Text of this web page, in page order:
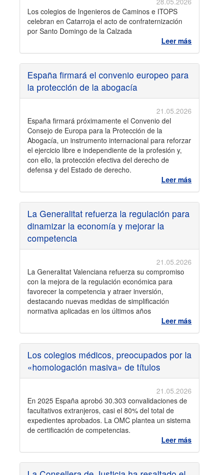
Los colegios de Ingenieros de Caminos e ITOPS
celebran en Catarroja el acto de confraternización
por Santo Domingo de la Calzada
Leer más
España firmará el convenio europeo para
la protección de la abogacía
21.05.2026
España firmará próximamente el Convenio del
Consejo de Europa para la Protección de la
Abogacía, un instrumento internacional para reforzar
el ejercicio libre e independiente de la profesión y,
con ello, la protección efectiva del derecho de
defensa y del Estado de derecho.
Leer más
La Generalitat refuerza la regulación para
dinamizar la economía y mejorar la
competencia
21.05.2026
La Generalitat Valenciana refuerza su compromiso
con la mejora de la regulación económica para
favorecer la competencia y atraer inversión,
destacando nuevas medidas de simplificación
normativa aplicadas en los últimos años
Leer más
Los cole­gios médi­cos, preo­cu­pa­dos por la
«homo­lo­ga­ción masiva» de títu­los
21.05.2026
En 2025 España aprobó 30.303 con­va­li­da­cio­nes de
facul­ta­ti­vos extran­je­ros, casi el 80% del total de
expe­dien­tes apro­ba­dos. La OMC plan­tea un sis­tema
de cer­ti­fi­ca­ción de com­pe­ten­cias.
Leer más